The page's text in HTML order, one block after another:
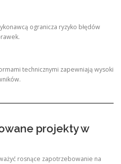
ogranicza ryzyko błędów
technicznymi zapewniają wysoki
projekty w
rosnące zapotrzebowanie na